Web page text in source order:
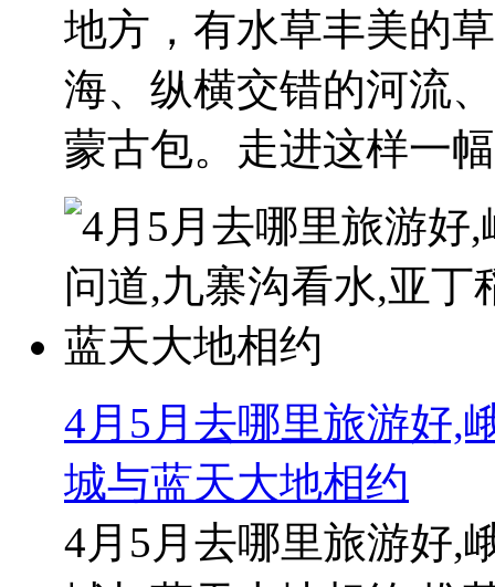
地方，有水草丰美的
海、纵横交错的河流
蒙古包。走进这样一
4月5月去哪里旅游好,
城与蓝天大地相约
4月5月去哪里旅游好,